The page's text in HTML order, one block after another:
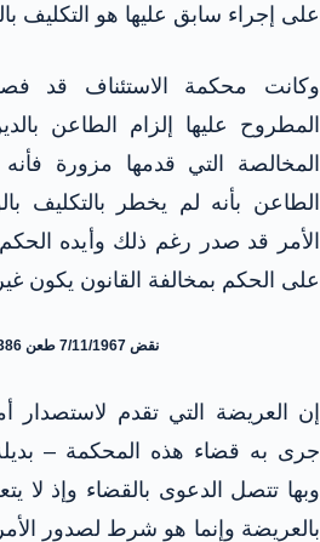
على إجراء سابق عليها هو التكليف
وكانت محكمة الاستئناف قد
المطروح عليها إلزام الطاعن
المخالصة التي قدمها مزورة
الطاعن بأنه لم يخطر بالتكليف
الأمر قد صدر رغم ذلك وأيده
على الحكم بمخالفة القانون يكون
نقض 7/11/1967 طعن 386 س 33 ق
إن العريضة التي تقدم لاستصدار
جرى به قضاء هذه المحكمة –
وبها تتصل الدعوى بالقضاء وإذ لا
بالعريضة وإنما هو شرط لصدور